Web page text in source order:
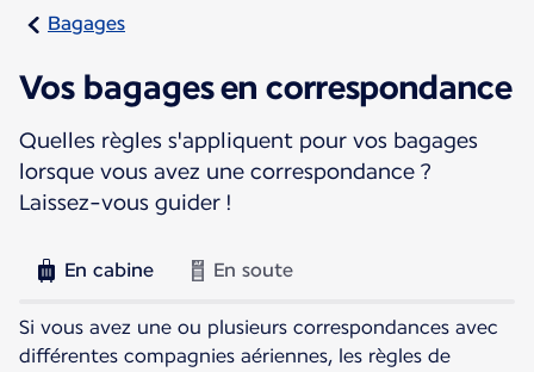
Bagages
Vos bagages en correspondance
Quelles règles s'appliquent pour vos bagages
lorsque vous avez une correspondance ?
Laissez-vous guider !
En cabine En soute
Si vous avez une ou plusieurs correspondances avec
différentes compagnies aériennes, les règles de